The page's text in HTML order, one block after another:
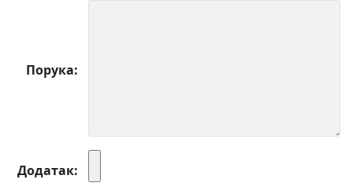
Порука
Додатак